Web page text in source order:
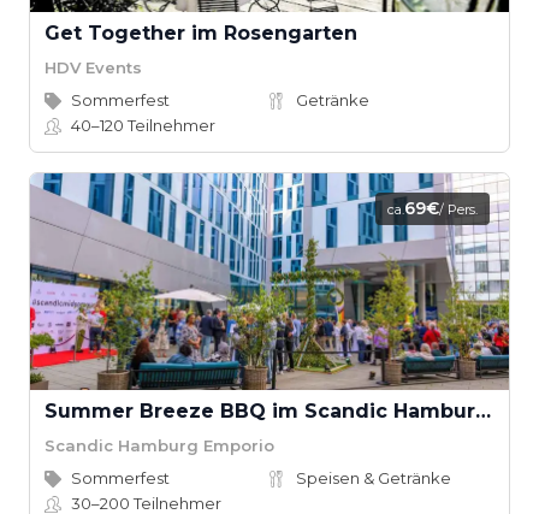
Get Together im Rosengarten
HDV Events
Sommerfest
Getränke
40–120Teilnehmer
ca.69€/ Pers.
Summer Breeze BBQ im Scandic Hamburg Emporio
Scandic Hamburg Emporio
Sommerfest
Speisen & Getränke
30–200Teilnehmer